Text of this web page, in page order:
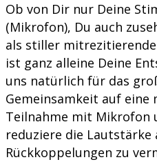
Ob von Dir nur Deine
(Mikrofon), Du auch
als stiller
ist ganz alleine Deine
uns natürlich für das
Gemeinsamkeit auf
Teilnahme mit Mikrofon
reduziere die Lautstärke
Rückkoppelungen zu